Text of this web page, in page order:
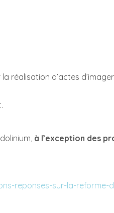
réalisation d’actes
à l’exception des
reponses-sur-la-reforme-